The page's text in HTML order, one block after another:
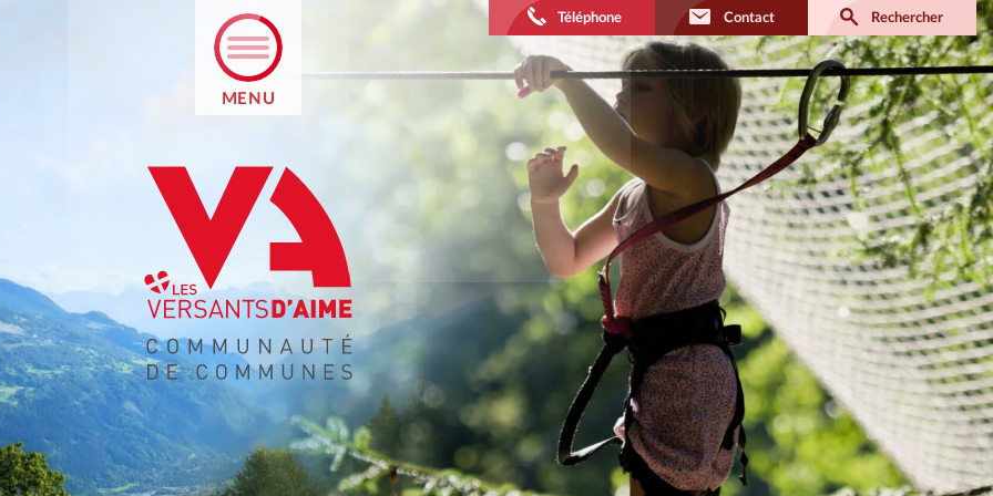
Téléphone Contact Rechercher
MENU
EN LIGNE